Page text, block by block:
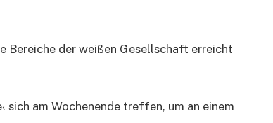
der weißen Gesellschaft erreicht
sich am Wochenende treffen, um an einem